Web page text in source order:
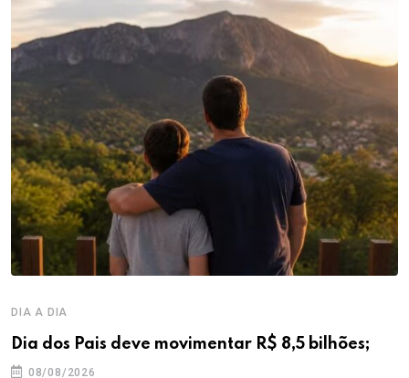
DIA A DIA
Dia dos Pais deve movimentar R$ 8,5 bilhões;
08/08/2026